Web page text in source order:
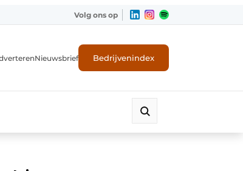
Volg ons op
Nieuwsbrief Bedrijvenindex